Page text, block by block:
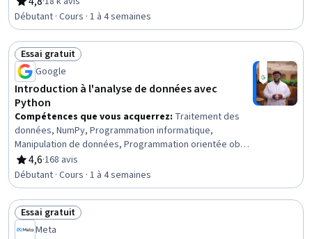
Outils graphiques, Conception de diagrammes,
Structures de données
évaluation, 4,8 sur 5 étoiles
Débutant · Cours · 1 à 4 semaines
Statut : Essai gratuit
Essai gratuit
Google
Introduction à l'analyse de données avec
Python
Compétences que vous acquerrez: Traitement des
données, NumPy, Programmation informatique,
Manipulation de données, Programmation orientée objet
(POO), Scripting, Compétences analytiques,
Programmation Python, Principes de programmation,
Analyse des données, Pandas (paquetage Python),
Structures de données, Nettoyage des données,
Analyse
4,6
évaluation, 4,6 sur 5 étoiles
·168 avis
Débutant · Cours · 1 à 4 semaines
Statut : Essai gratuit
Essai gratuit
Meta